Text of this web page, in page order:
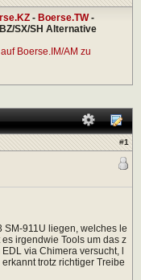
- Boerse.TW-
SX/SH Alternative
Boerse.IM/AM zu
#1
SM-911U liegen, welches le
irgendwie Tools um das z
via Chimera versucht, l
trotz richtiger Treibe